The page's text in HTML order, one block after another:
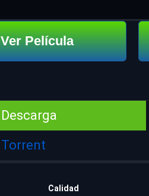
Ver Película
Descarga
Torrent
Calidad